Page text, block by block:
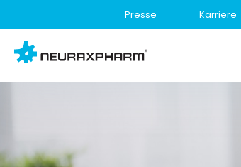
Presse Karriere